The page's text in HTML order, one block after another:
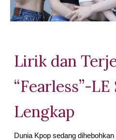
Lirik dan
“Fearless”-LE
Lengkap
Dunia Kpop sedang